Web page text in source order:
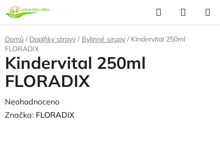
Přejít
na
obsah
Hledat
KOŠÍK
Domů / Doplňky stravy / Bylinné sirupy / Kindervital 250ml
FLORADIX
Kindervital 250ml
FLORADIX
Průměrné
hodnocení
Neohodnoceno
Značka: FLORADIX